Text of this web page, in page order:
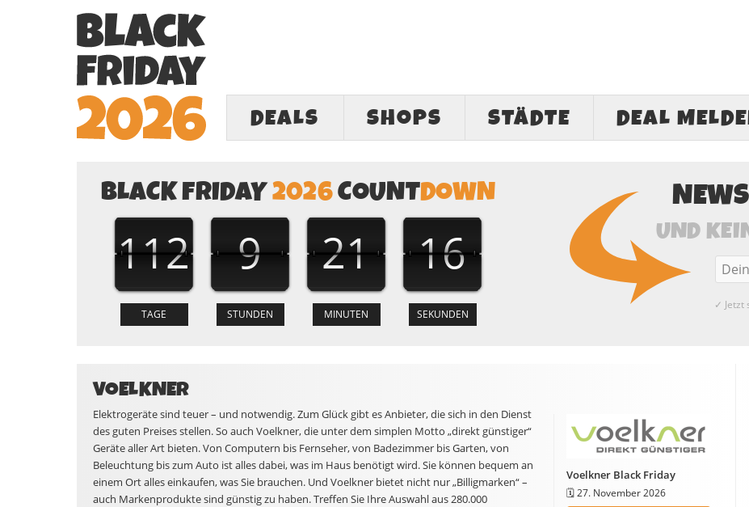
DEALS SHOPS STÄDTE DEAL
BLACK FRIDAY2026COUNTDOWN
112 9 21 16
NEWS
UND
✓ Jetzt
VOELKNER
Voelkner Black Friday
🗓️27. November 2026
Elektrogeräte sind teuer – und notwendig. Zum Glück gibt es Anbieter, die sich in den Dienst
des guten Preises stellen. So auch Voelkner, die unter dem simplen Motto „direkt günstiger“
Geräte aller Art bieten. Von Computern bis Fernseher, von Badezimmer bis Garten, von
Beleuchtung bis zum Auto ist alles dabei, was im Haus benötigt wird. Sie können bequem an
einem Ort alles einkaufen, was Sie brauchen. Und Voelkner bietet nicht nur „Billigmarken“ –
auch Markenprodukte sind günstig zu haben. Treffen Sie Ihre Auswahl aus 280.000